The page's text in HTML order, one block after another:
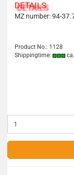
DETAILS
MZ number: 94-
Product No.: 1128
Shippingtime: